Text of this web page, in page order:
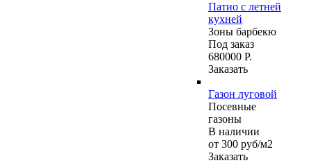
Патио с летней
кухней
Зоны барбекю
Под заказ
680000 Р.
Заказать
Газон луговой
Посевные
газоны
В наличии
от 300 руб/м2
Заказать